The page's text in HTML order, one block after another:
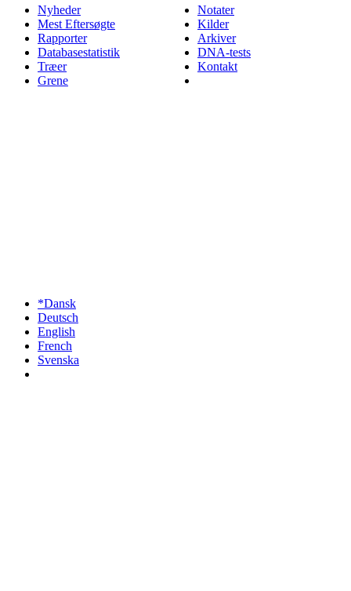
Nyheder
Mest Eftersøgte
Rapporter
Databasestatistik
Træer
Grene
Notater
Kilder
Arkiver
DNA-tests
Kontakt
*Dansk
Deutsch
English
French
Svenska